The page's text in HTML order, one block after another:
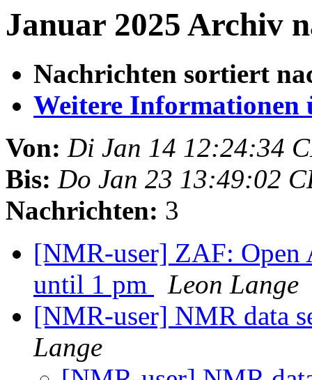
Januar 2025 Archiv
Nachrichten sortiert
Weitere Informationen
Von: Di Jan 14 12:24:34
Bis: Do Jan 23 13:49:02
Nachrichten: 3
[NMR-user] ZAF: Open
until 1 pm
Leon Lange
[NMR-user] NMR data
Lange